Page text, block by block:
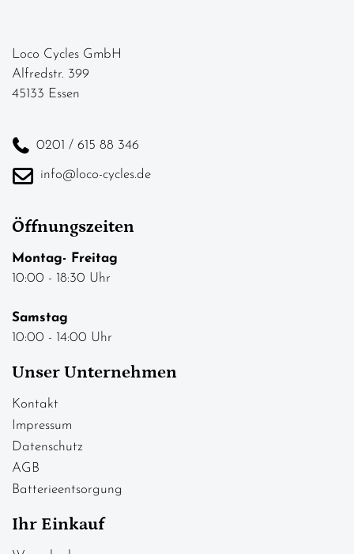
Loco Cycles GmbH
Alfredstr. 399
45133 Essen
0201 / 615 88 346
info@loco-cycles.de
Öffnungszeiten
Montag- Freitag
10:00 - 18:30 Uhr
Samstag
10:00 - 14:00 Uhr
Unser Unternehmen
Kontakt
Impressum
Datenschutz
AGB
Batterieentsorgung
Ihr Einkauf